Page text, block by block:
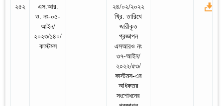
২৫২
এস.আর.
ও. নং-০৫-
আইন/
২০২৩/১৪০/
কাস্টমস
২৪/০২/২০২২
খ্রি. তারিখে
জারীকৃত
প্রজ্ঞাপন
এসআরও নং
৩৭-আইন/
২০২২/৫৩/
কাস্টমস-এর
অধিকতর
সংশোধনের